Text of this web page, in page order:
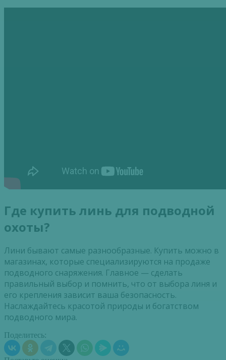
Где купить линь для подводной
охоты?
Лини бывают самые разнообразные. Купить можно в
магазинах, которые специализируются на продаже
подводного снаряжения. Главное — сделать
правильный выбор и помнить, что от выбора линя и
его крепления зависит ваша безопасность.
Наслаждайтесь красотой природы и богатством
подводного мира.
Поделитесь: